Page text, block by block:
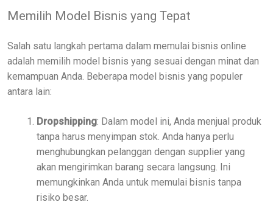
Memilih Model Bisnis yang Tepat
Salah satu langkah pertama dalam memulai bisnis online
adalah memilih model bisnis yang sesuai dengan minat dan
kemampuan Anda. Beberapa model bisnis yang populer
antara lain:
Dropshipping: Dalam model ini, Anda menjual produk
tanpa harus menyimpan stok. Anda hanya perlu
menghubungkan pelanggan dengan supplier yang
akan mengirimkan barang secara langsung. Ini
memungkinkan Anda untuk memulai bisnis tanpa
risiko besar.